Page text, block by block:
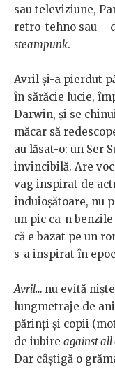
sau televiziune,
retro-tehno sau –
steampunk.
Avril și-a pierdut
în sărăcie lucie,
Darwin, și se
măcar să
au lăsat-o: un Ser
invincibilă. Are
vag inspirat de
înduioșătoare, nu
un pic ca-n
că e bazat pe un
s-a inspirat în
Avril… nu evită
lungmetraje de
părinți și copii
de iubire against all
Dar câștigă o